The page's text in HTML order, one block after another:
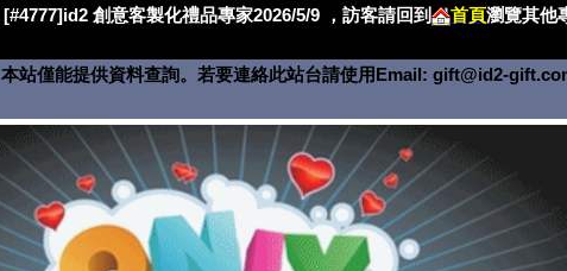
[#4777]id2 創意客製化禮品專家2026/5/9 ，訪客請回到 首頁瀏覽其他
本站僅能提供資料查詢。若要連絡此站台請使用Email: gift@id2-